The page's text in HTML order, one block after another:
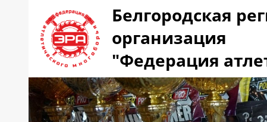
Белгородская
организация
"Федерация